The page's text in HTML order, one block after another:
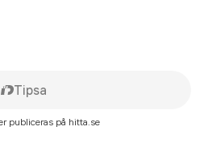
Tipsa
publiceras på hitta.se